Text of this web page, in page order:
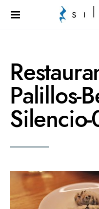
Search for:
Palillos-